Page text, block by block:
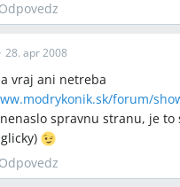
značky a firmy
produkty a
profil (HP), HSG,
Odpovedz
28. apr 2008
vraj ani netreba
forum/
spravnu stranu, je
Odpovedz